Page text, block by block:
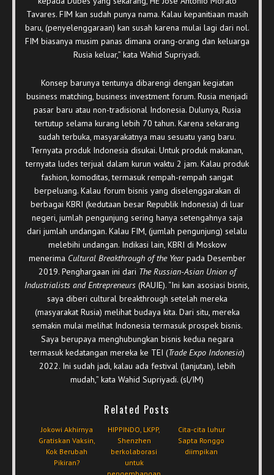
Tavares. FIM kan sudah punya nama. Kalau kepanitiaan masih
baru, (penyelenggaraan) kan susah karena mulai lagi dari nol.
FIM biasanya musim panas dimana orang-orang dan keluarga
Rusia keluar,” kata Wahid Supriyadi.
Konsep barunya tentunya dibarengi dengan kegiatan
business matching, business investment forum. Rusia menjadi
pasar baru atau non-tradisional Indonesia. Dulunya, Rusia
tertutup selama kurang lebih 70 tahun. Karena sekarang
sudah terbuka, masyarakatnya mau sesuatu yang baru.
Ternyata produk Indonesia disukai. Untuk produk makanan,
ternyata ludes terjual dalam kurun waktu 2 jam. Kalau produk
fashion, komoditas, termasuk rempah-rempah sangat
berpeluang. Kalau forum bisnis yang diselenggarakan di
berbagai KBRI (kedutaan besar Republik Indonesia) di luar
negeri, jumlah pengunjung sering hanya setengahnya saja
dari jumlah undangan. Kalau FIM, (jumlah pengunjung) selalu
melebihi undangan. Indikasi lain, KBRI di Moskow
menerima Cultural Breakthrough of the Yearpada Desember
2019. Penghargaan ini dari The Russian-Asian Union of
Industrialists and Entrepreneurs (RAUIE). “Ini kan asosiasi bisnis,
saya diberi cultural breakthrough setelah mereka
(masyarakat Rusia) melihat budaya kita. Dari situ, mereka
semakin mulai melihat Indonesia termasuk prospek bisnis.
Saya berupaya menghubungkan bisnis kedua negara
termasuk kedatangan mereka ke TEI (Trade Expo Indonesia)
2022. Ini sudah jadi, kalau ada festival (lanjutan), lebih
mudah,” kata Wahid Supriyadi. (sl/IM)
Related Posts
Jokowi Akhirnya
Gratiskan Vaksin,
Kok Berubah
Pikiran?
HIPPINDO, LKPP,
Shenzhen
berkolaborasi
untuk
Cita-cita luhur
Sapta Ronggo
diimpikan